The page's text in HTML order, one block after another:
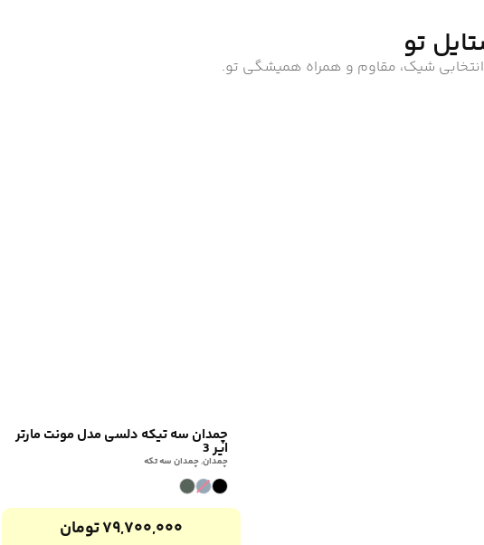
تو
انتخابی شیک، مقاوم و همراه همیشگی تو.
چمدان سه تیکه دلسی مدل مونت مارتر
ایر 3
چمدان,چمدان سه تکه
۷۹,۷۰۰,۰۰۰تومان